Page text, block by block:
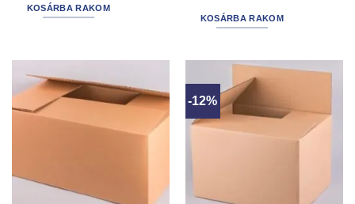
KOSÁRBA RAKOM
12.446 Ft.
KOSÁRBA RAKOM
-12%